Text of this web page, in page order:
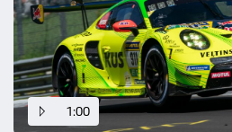
1:00